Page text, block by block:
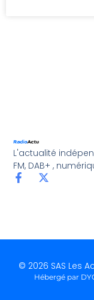
L'actualité
FM, DAB+ ,
© 2026 SAS Les
Hébergé par